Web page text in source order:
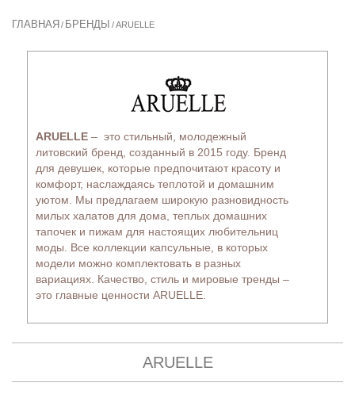
ГЛАВНАЯ / БРЕНДЫ /ARUELLE
ARUELLE – это стильный, молодежный
литовский бренд, созданный в 2015 году. Бренд
для девушек, которые предпочитают красоту и
комфорт, наслаждаясь теплотой и домашним
уютом. Мы предлагаем широкую разновидность
милых халатов для дома, теплых домашних
тапочек и пижам для настоящих любительниц
моды. Все коллекции капсульные, в которых
модели можно комплектовать в разных
вариациях. Качество, стиль и мировые тренды –
это главные ценности ARUELLE.
ARUELLE